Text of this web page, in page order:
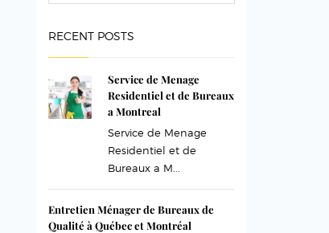
RECENT POSTS
Service de Menage
Residentiel et de Bureaux
a Montreal
Service de Menage
Residentiel et de
Bureaux a M...
Entretien Ménager de Bureaux de
Qualité à Québec et Montréal